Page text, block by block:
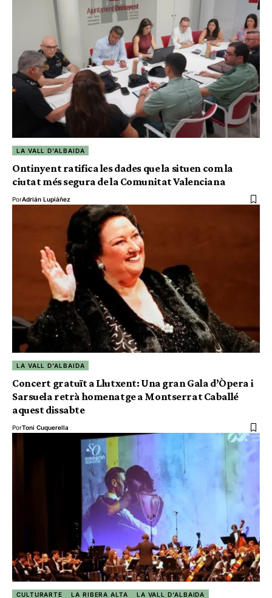
LA VALL D'ALBAIDA
Ontinyent ratifica les dades que la situen com la
ciutat més segura de la Comunitat Valenciana
PorAdrián Lupiáñez
LA VALL D'ALBAIDA
Concert gratuït a Llutxent: Una gran Gala d’Òpera i
Sarsuela retrà homenatge a Montserrat Caballé
aquest dissabte
PorToni Cuquerella
CULTURARTE LA RIBERA ALTA LA VALL D'ALBAIDA